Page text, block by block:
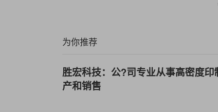
为你推荐
胜宏科技：公?司专业从事高密度
产和销售